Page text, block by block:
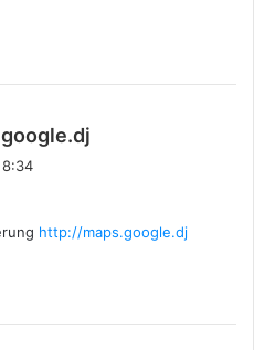
:
http://maps.google.dj